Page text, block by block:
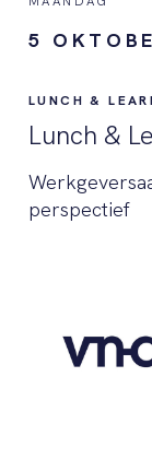
5
LUNCH &
Lunch &
perspectief